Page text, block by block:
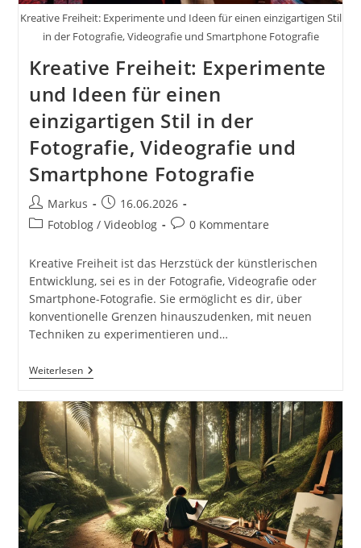
Kreative Freiheit: Experimente und Ideen für einen einzigartigen Stil
in der Fotografie, Videografie und Smartphone Fotografie
Kreative Freiheit: Experimente
und Ideen für einen
einzigartigen Stil in der
Fotografie, Videografie und
Smartphone Fotografie
Beitrags-
Autor:
Markus
Beitrag
veröffentlicht:
16.06.2026
Beitrags-
Fotoblog / Videoblog
Beitrags-
0 Kommentare
Kreative Freiheit ist das Herzstück der künstlerischen
Entwicklung, sei es in der Fotografie, Videografie oder
Smartphone-Fotografie. Sie ermöglicht es dir, über
konventionelle Grenzen hinauszudenken, mit neuen
Techniken zu experimentieren und…
WeiterlesenKreative
Freiheit:
Und
Ideen
Für
Einen
Einzigartigen
Stil
In
Der
Fotografie,
Videografie
Und